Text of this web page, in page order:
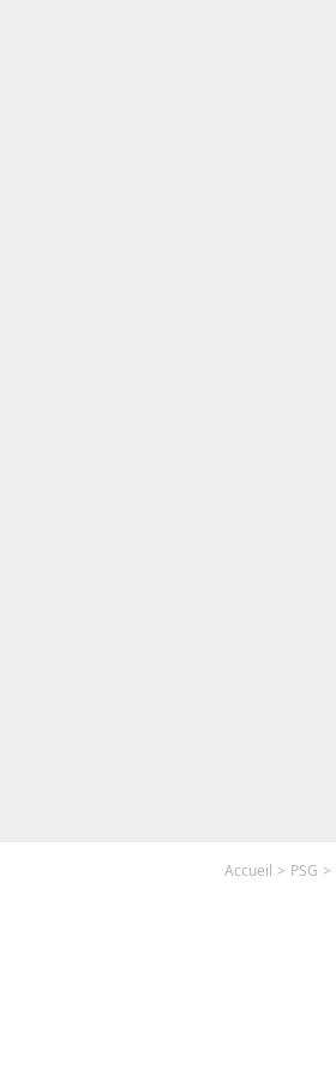
Accueil PSG